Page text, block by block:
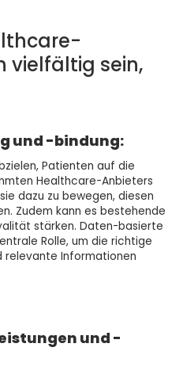
vielfältig sein,
und -bindung:
Patienten auf die
Healthcare-Anbieters
dazu zu bewegen, diesen
Zudem kann es bestehende
stärken. Daten-basierte
Rolle, um die richtige
relevante Informationen
und -